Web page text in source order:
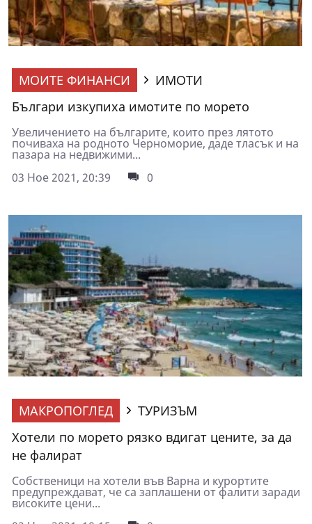
МОИТЕ ФИНАНСИ
ИМОТИ
Българи изкупиха имотите по морето
Увеличението на българите, които през лятото
почиваха на родното Черноморие, даде тласък и на
пазара на недвижими...
03 Ное 2021, 20:39
0
МАКРОПОГЛЕД
ТУРИЗЪМ
Хотели по морето рязко вдигат цените, за да
не фалират
Собственици на хотели във Варна и курортите
предупреждават, че са заплашени от фалити заради
високите цени...